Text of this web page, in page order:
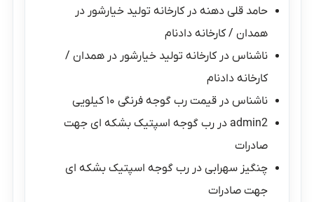
حامد قلی دهنه درکارخانه تولید خیارشور در
همدان / کارخانه دادنام
ناشناس درکارخانه تولید خیارشور در همدان /
کارخانه دادنام
ناشناس درقیمت رب گوجه فرنگی ۱۰ کیلویی
admin2 دررب گوجه اسپتیک بشکه ای جهت
صادرات
چنگیز سهرابی دررب گوجه اسپتیک بشکه ای
جهت صادرات